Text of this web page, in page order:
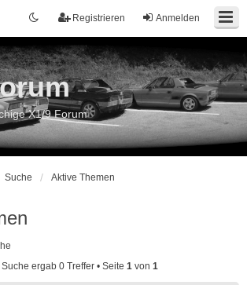
Anmelden
Registrieren
X1/9 Forum
Suche Aktive Themen
Suche ergab 0 Treffer • Seite 1von 1